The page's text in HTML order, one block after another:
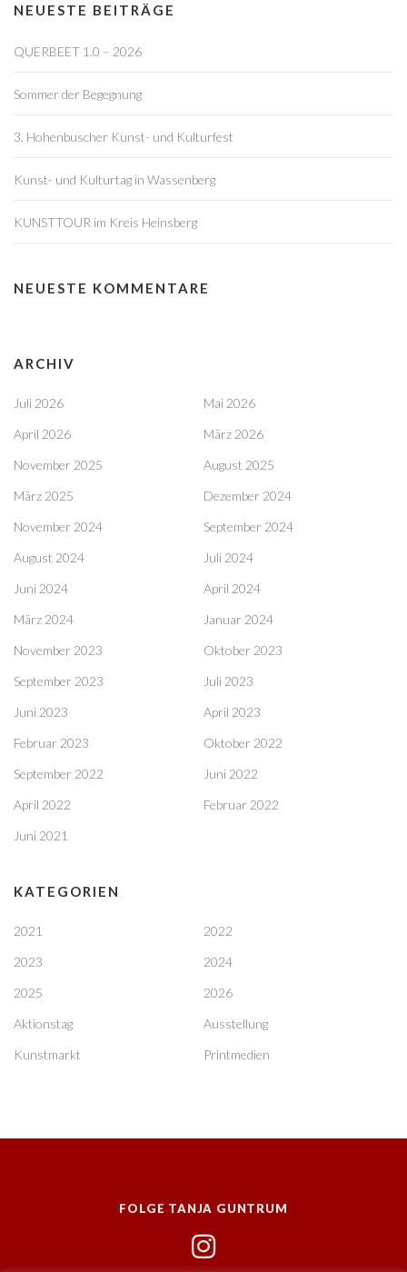
NEUESTE BEITRÄGE
QUERBEET 1.0 – 2026
Sommer der Begegnung
3. Hohenbuscher Kunst- und Kulturfest
Kunst- und Kulturtag in Wassenberg
KUNSTTOUR im Kreis Heinsberg
NEUESTE KOMMENTARE
ARCHIV
Juli 2026
Mai 2026
April 2026
März 2026
November 2025
August 2025
März 2025
Dezember 2024
November 2024
September 2024
August 2024
Juli 2024
Juni 2024
April 2024
März 2024
Januar 2024
November 2023
Oktober 2023
September 2023
Juli 2023
Juni 2023
April 2023
Februar 2023
Oktober 2022
September 2022
Juni 2022
April 2022
Februar 2022
Juni 2021
KATEGORIEN
2021
2022
2023
2024
2025
2026
Aktionstag
Ausstellung
Kunstmarkt
Printmedien
FOLGE TANJA GUNTRUM